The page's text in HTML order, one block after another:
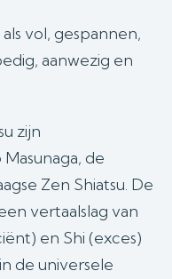
vol, gespannen,
aanwezig en
zijn
de
Zen Shiatsu. De
vertaalslag van
en Shi (exces)
de universele